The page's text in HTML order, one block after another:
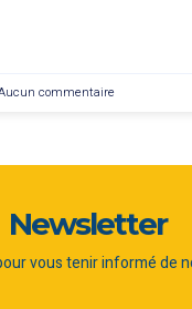
commentaire
Newsletter
vous tenir informé de